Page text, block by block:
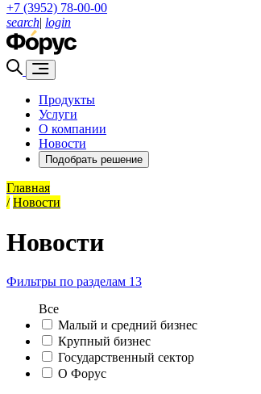
+7 (3952) 78-00-00
search| login
Продукты
Услуги
О компании
Новости
Подобрать решение
Главная
/ Новости
Новости
Фильтры по разделам 13
Все
Малый и средний бизнес
Крупный бизнес
Государственный сектор
О Форус